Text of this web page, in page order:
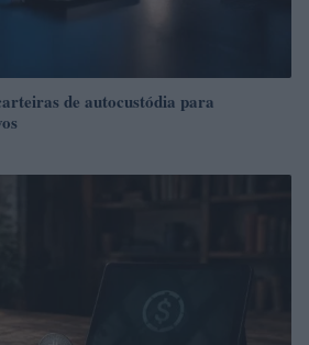
de autocustódia para